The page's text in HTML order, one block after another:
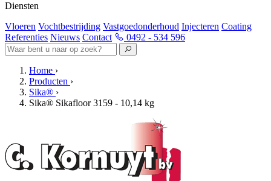
Diensten
Vloeren Vochtbestrijding Vastgoedonderhoud Injecteren Coating
Referenties Nieuws Contact 0492 - 534 596
Home ›
Producten ›
Sika® ›
Sika® Sikafloor 3159 - 10,14 kg